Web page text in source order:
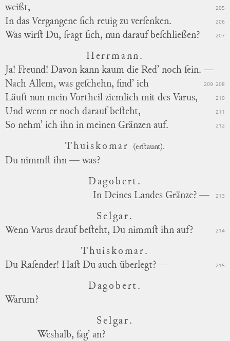
weißt,
205
In das Vergangene ſich reuig zu verſenken. 206
Was wirſt Du, fragt ſich, nun darauf beſchließen? 207
Herrmann.
Ja! Freund! Davon kann kaum die Red’ noch ſein. —
208
Nach Allem, was geſchehn, find’ ich 209
Läuft nun mein Vortheil ziemlich mit des Varus, 210
Und wenn er noch darauf beſteht, 211
So nehm’ ich ihn in meinen Gränzen auf. 212
Thuiskomar (erſtaunt).
Du nimmſt ihn — was?
Dagobert.
In Deines Landes Gränze? —
213
Selgar.
Wenn Varus drauf beſteht, Du nimmſt ihn auf?
214
Thuiskomar.
Du Raſender! Haſt Du auch überlegt? —
215
Dagobert.
Warum?
Selgar.
Weshalb, ſag’ an?